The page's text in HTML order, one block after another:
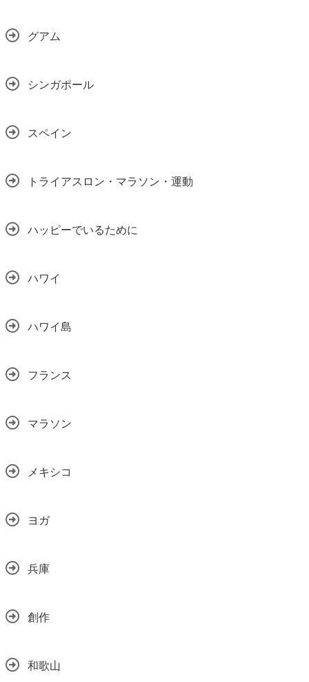
グアム
シンガポール
スペイン
トライアスロン・マラソン・運動
ハッピーでいるために
ハワイ
ハワイ島
フランス
マラソン
メキシコ
ヨガ
兵庫
創作
和歌山